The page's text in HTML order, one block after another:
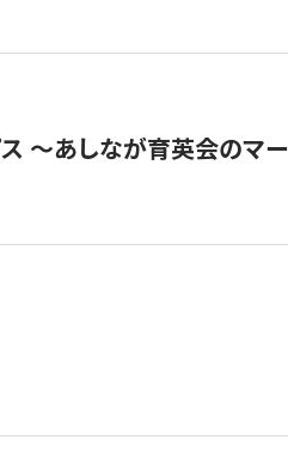
ス 〜あしなが育英会のマ